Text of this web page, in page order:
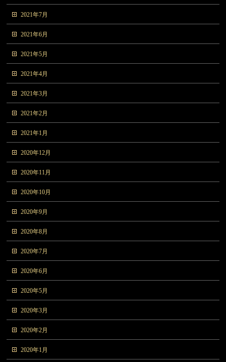
2021年7月
2021年6月
2021年5月
2021年4月
2021年3月
2021年2月
2021年1月
2020年12月
2020年11月
2020年10月
2020年9月
2020年8月
2020年7月
2020年6月
2020年5月
2020年3月
2020年2月
2020年1月